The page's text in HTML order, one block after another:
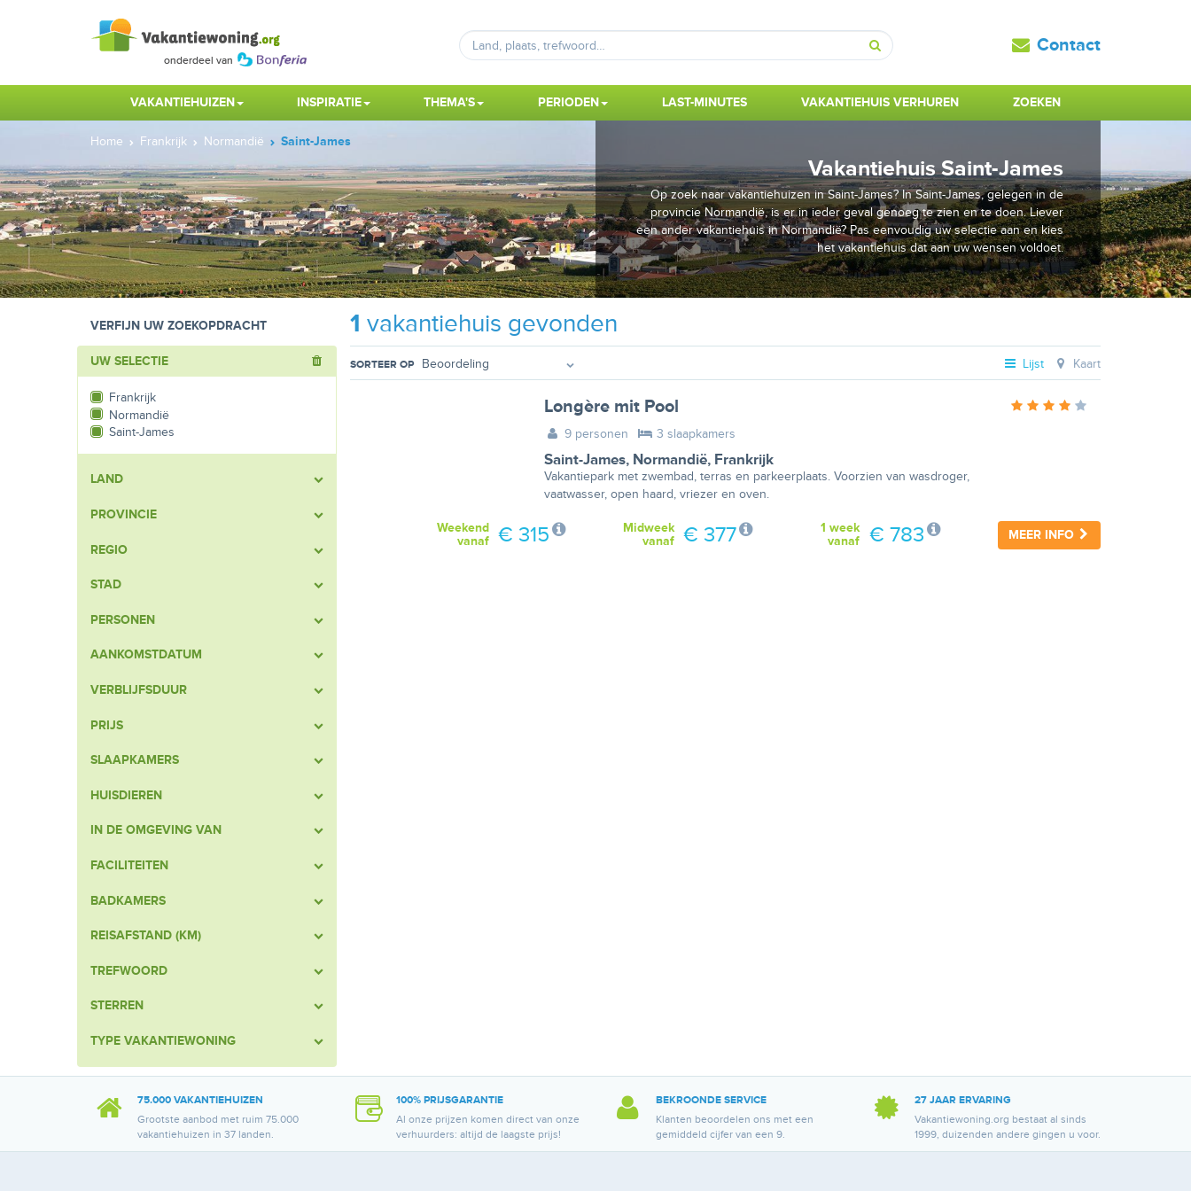
Zoeken
Contact
VAKANTIEHUIZEN INSPIRATIE THEMA'S PERIODEN LAST-MINUTES VAKANTIEHUIS VERHUREN ZOEKEN
Home Frankrijk Normandië Saint-James
Vakantiehuis Saint-James
Op zoek naar vakantiehuizen in Saint-James? In Saint-James, gelegen in de
provincie Normandië, is er in ieder geval genoeg te zien en te doen. Liever
een ander vakantiehuis in Normandië? Pas eenvoudig uw selectie aan en kies
het vakantiehuis dat aan uw wensen voldoet.
VERFIJN UW ZOEKOPDRACHT 1 vakantiehuis gevonden
UW SELECTIE
Frankrijk
Normandië
Saint-James
LAND
PROVINCIE
REGIO
STAD
PERSONEN
AANKOMSTDATUM
VERBLIJFSDUUR
PRIJS
SLAAPKAMERS
HUISDIEREN
IN DE OMGEVING VAN
FACILITEITEN
BADKAMERS
REISAFSTAND (KM)
TREFWOORD
STERREN
TYPE VAKANTIEWONING
SORTEER OP Lijst Kaart
Longère mit Pool
9 personen 3 slaapkamers
Saint-James, Normandië, Frankrijk
Vakantiepark met zwembad, terras en parkeerplaats. Voorzien van wasdroger,
vaatwasser, open haard, vriezer en oven.
MEER INFO
1 week
vanaf
€ 783
Midweek
vanaf
€ 377
Weekend
vanaf
€ 315
75.000 VAKANTIEHUIZEN
Grootste aanbod met ruim 75.000
vakantiehuizen in 37 landen.
100% PRIJSGARANTIE
Al onze prijzen komen direct van onze
verhuurders: altijd de laagste prijs!
BEKROONDE SERVICE
Klanten beoordelen ons met een
gemiddeld cijfer van een 9.
27 JAAR ERVARING
Vakantiewoning.org bestaat al sinds
1999, duizenden andere gingen u voor.